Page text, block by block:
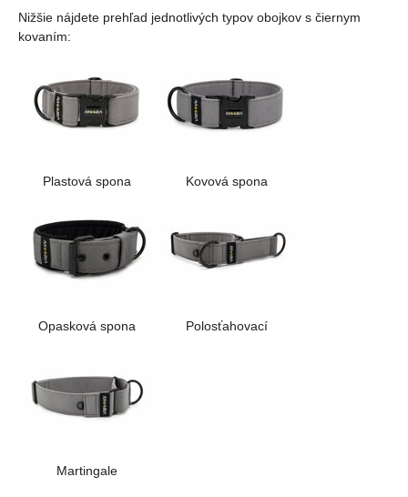
Nižšie nájdete prehľad jednotlivých typov obojkov s čiernym
kovaním:
Plastová spona Kovová spona
Opasková spona Polosťahovací
Martingale